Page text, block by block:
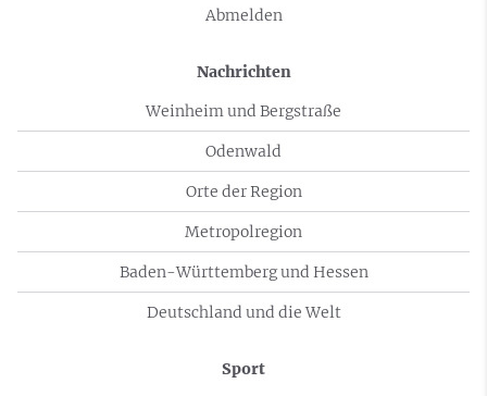
Abmelden
Nachrichten
Weinheim und Bergstraße
Odenwald
Orte der Region
Metropolregion
Baden-Württemberg und Hessen
Deutschland und die Welt
Sport